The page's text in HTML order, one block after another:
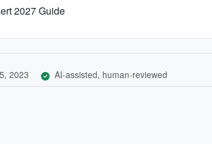
2027 Guide
2023 AI-assisted, human-reviewed